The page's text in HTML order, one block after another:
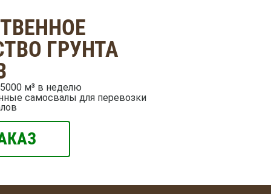
ГРУНТА
м³ в неделю
самосвалы для перевозки